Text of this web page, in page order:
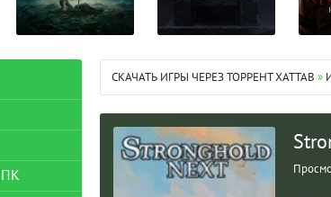
СКАЧАТЬ ИГРЫ ЧЕРЕЗ ТОРРЕНТ XATTAB »
ПК